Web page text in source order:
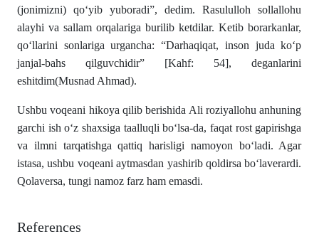
(jonimizni) qo‘yib yuboradi”, dedim. Rasululloh sollallohu
alayhi va sallam orqalariga burilib ketdilar. Ketib borarkanlar,
qo‘llarini sonlariga urgancha: “Darhaqiqat, inson juda ko‘p
janjal-bahs qilguvchidir” [Kahf: 54], deganlarini
eshitdim(Musnad Ahmad).
Ushbu voqeani hikoya qilib berishida Ali roziyallohu anhuning
garchi ish o‘z shaxsiga taalluqli bo‘lsa-da, faqat rost gapirishga
va ilmni tarqatishga qattiq harisligi namoyon bo‘ladi. Agar
istasa, ushbu voqeani aytmasdan yashirib qoldirsa bo‘laverardi.
Qolaversa, tungi namoz farz ham emasdi.
References